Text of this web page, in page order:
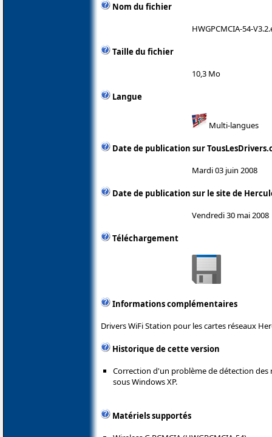
Nom du fichier
HWGPCMCIA-54-
Taille du fichier
10,3 Mo
Langue
Multi-langues
Date de publication sur
Mardi 03 juin 2008
Date de publication sur le site de
Vendredi 30 mai 2008
Téléchargement
Informations complémentaires
Drivers WiFi Station pour les cartes réseaux
Historique de cette version
Correction d'un problème de détection des
sous Windows XP.
Matériels supportés